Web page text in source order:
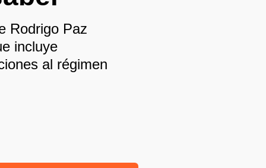
Rodrigo Paz
incluye
al régimen